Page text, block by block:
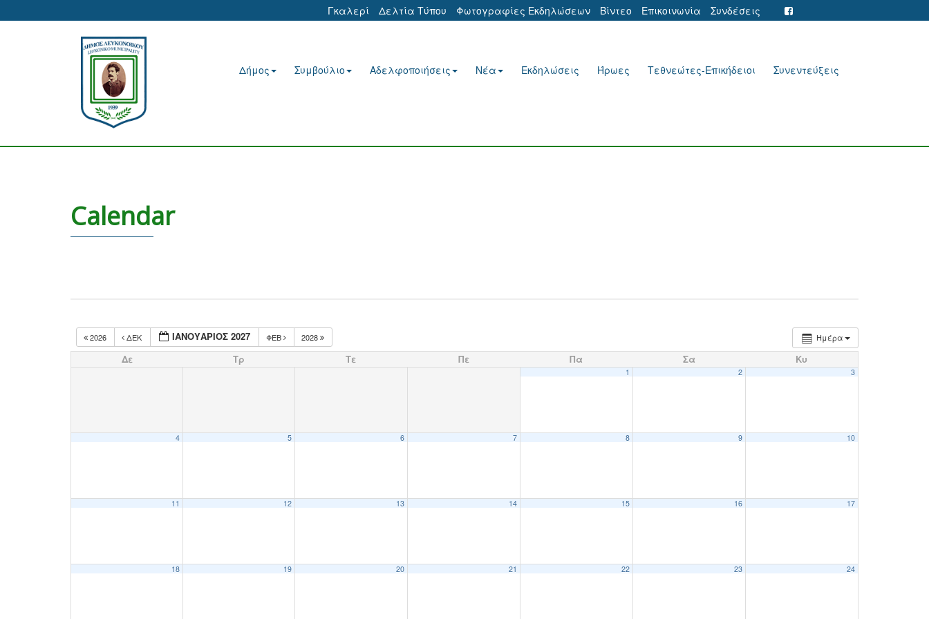
Γκαλερί Δελτία Τύπου Φωτογραφίες Εκδηλώσεων Βίντεο Επικοινωνία Συνδέσεις
Δήμος Συμβούλιο Αδελφοποιήσεις Νέα Εκδηλώσεις Ήρωες Τεθνεώτες-Επικήδειοι Συνεντεύξεις
Calendar
Ημέρα
2026 ΔΕΚ ΙΑΝΟΥΆΡΙΟΣ 2027 ΦΕΒ 2028
Δε Τρ Τε Πε Πα Σα Κυ
1 2 3
4 5 6 7 8 9 10
11 12 13 14 15 16 17
18 19 20 21 22 23 24